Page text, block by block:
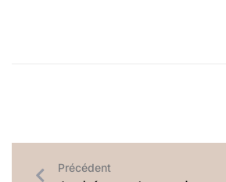
Précédent